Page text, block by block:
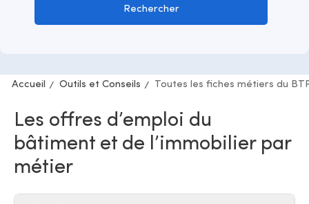
Rechercher
Accueil Outils et Conseils Toutes les fiches métiers du
Les offres d’emploi du
bâtiment et de l’immobilier par
métier